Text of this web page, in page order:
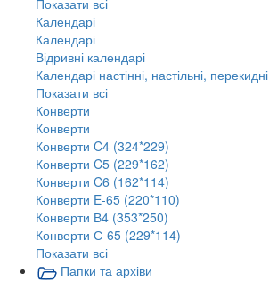
Показати всі
Календарі
Календарі
Відривні календарі
Календарі настінні, настільні, перекидні
Показати всі
Конверти
Конверти
Конверти C4 (324*229)
Конверти C5 (229*162)
Конверти C6 (162*114)
Конверти E-65 (220*110)
Конверти В4 (353*250)
Конверти С-65 (229*114)
Показати всі
Папки та архіви